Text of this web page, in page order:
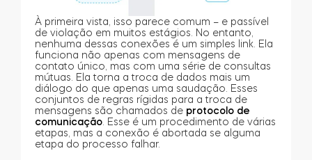
À primeira vista, isso parece comum – e passível
de violação em muitos estágios. No entanto,
nenhuma dessas conexões é um simples link. Ela
funciona não apenas com mensagens de
contato único, mas com uma série de consultas
mútuas. Ela torna a troca de dados mais um
diálogo do que apenas uma saudação. Esses
conjuntos de regras rígidas para a troca de
mensagens são chamados de protocolo de
comunicação . Esse é um procedimento de várias
etapas, mas a conexão é abortada se alguma
etapa do processo falhar.